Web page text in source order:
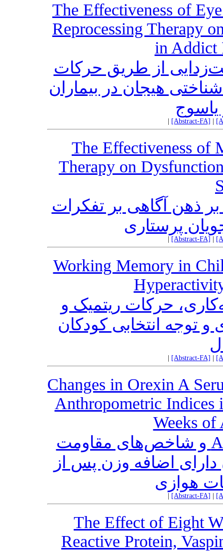
The Effectiveness of
Reprocessing Therapy
in Addict
از طریق حرکات
هیجان در بیماران
یاسوج
[Abstract-FA]
The Effectiveness of
Therapy on
ذهن آگاهی بر تفکرات
پرستاری
[Abstract-FA]
Working Memory in
حرکات ریتمیک و
توجه انتخابی کودکان
[Abstract-FA]
Changes in Orexin A
Anthropometric Indices
Weeks of
تغییرات سطح سرمی ارکسین A و شاخص‌های مقاومت
دارای اضافه‌ وزن پس از
هوازی
[Abstract-FA]
The Effect of Eight
Reactive Protein,